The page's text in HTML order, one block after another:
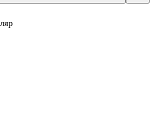
But before they can locate the source of